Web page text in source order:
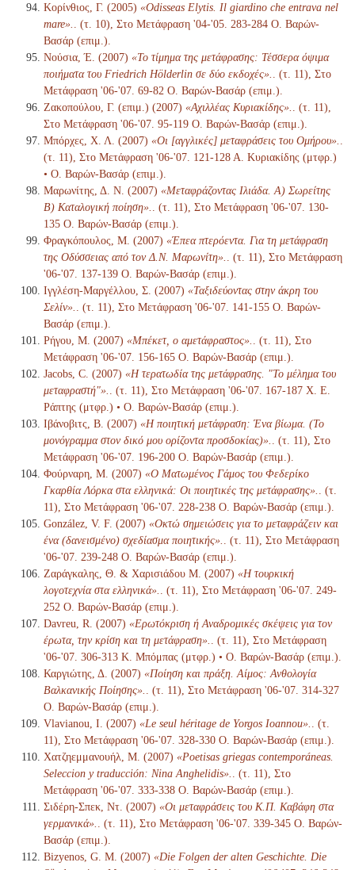
Κορίνθιος, Γ. (2005) «Odisseas Elytis. Il giardino che entrava nel
mare».
. (τ. 10), Στο Μετάφραση '04-'05. 283-284 Ο. Βαρών-
Βασάρ (επιμ.).
Νούσια, Έ. (2007) «Το τίμημα της μετάφρασης: Τέσσερα όψιμα
ποιήματα του Friedrich Hölderlin σε δύο εκδοχές».
. (τ. 11), Στο
Μετάφραση '06-'07. 69-82 Ο. Βαρών-Βασάρ (επιμ.).
Ζακοπούλου, Γ. (επιμ.) (2007) «Αχιλλέας Κυριακίδης».
. (τ. 11),
Στο Μετάφραση '06-'07. 95-119 Ο. Βαρών-Βασάρ (επιμ.).
Μπόρχες, Χ. Λ. (2007) «Οι [αγγλικές] μεταφράσεις του Ομήρου».
(τ. 11), Στο Μετάφραση '06-'07. 121-128 Α. Κυριακίδης (μτφρ.)
• Ο. Βαρών-Βασάρ (επιμ.).
Μαρωνίτης, Δ. Ν. (2007) «Μεταφράζοντας Ιλιάδα. Α) Σωρείτης
Β) Καταλογική ποίηση».
. (τ. 11), Στο Μετάφραση '06-'07. 130-
135 Ο. Βαρών-Βασάρ (επιμ.).
Φραγκόπουλος, Μ. (2007) «Έπεα πτερόεντα. Για τη μετάφραση
της Οδύσσειας από τον Δ.Ν. Μαρωνίτη».
. (τ. 11), Στο Μετάφραση
'06-'07. 137-139 Ο. Βαρών-Βασάρ (επιμ.).
Ιγγλέση-Μαργέλλου, Σ. (2007) «Ταξιδεύοντας στην άκρη του
Σελίν».
. (τ. 11), Στο Μετάφραση '06-'07. 141-155 Ο. Βαρών-
Βασάρ (επιμ.).
Ρήγου, Μ. (2007) «Μπέκετ, ο αμετάφραστος».
. (τ. 11), Στο
Μετάφραση '06-'07. 156-165 Ο. Βαρών-Βασάρ (επιμ.).
Jacobs, C. (2007) «Η τερατωδία της μετάφρασης. "Το μέλημα του
μεταφραστή"».
. (τ. 11), Στο Μετάφραση '06-'07. 167-187 Χ. Ε.
Ράπτης (μτφρ.) • Ο. Βαρών-Βασάρ (επιμ.).
Ιβάνοβιτς, Β. (2007) «Η ποιητική μετάφραση: Ένα βίωμα. (Το
μονόγραμμα στον δικό μου ορίζοντα προσδοκίας)».
. (τ. 11), Στο
Μετάφραση '06-'07. 196-200 Ο. Βαρών-Βασάρ (επιμ.).
Φούρναρη, Μ. (2007) «Ο Ματωμένος Γάμος του Φεδερίκο
Γκαρθία Λόρκα στα ελληνικά: Οι ποιητικές της μετάφρασης».
. (τ.
11), Στο Μετάφραση '06-'07. 228-238 Ο. Βαρών-Βασάρ (επιμ.).
González, V. F. (2007) «Οκτώ σημειώσεις για το μεταφράζειν και
ένα (δανεισμένο) σχεδίασμα ποιητικής».
. (τ. 11), Στο Μετάφραση
'06-'07. 239-248 Ο. Βαρών-Βασάρ (επιμ.).
Ζαράγκαλης, Θ. & Χαρισιάδου Μ. (2007) «Η τουρκική
λογοτεχνία στα ελληνικά».
. (τ. 11), Στο Μετάφραση '06-'07. 249-
252 Ο. Βαρών-Βασάρ (επιμ.).
Davreu, R. (2007) «Ερωτόκριση ή Αναδρομικές σκέψεις για τον
έρωτα, την κρίση και τη μετάφραση».
. (τ. 11), Στο Μετάφραση
'06-'07. 306-313 Κ. Μπόμπας (μτφρ.) • Ο. Βαρών-Βασάρ (επιμ.).
Καργιώτης, Δ. (2007) «Ποίηση και πράξη. Αίμος: Ανθολογία
Βαλκανικής Ποίησης».
. (τ. 11), Στο Μετάφραση '06-'07. 314-327
Ο. Βαρών-Βασάρ (επιμ.).
Vlavianou, I. (2007) «Le seul héritage de Yorgos Ioannou».
. (τ.
11), Στο Μετάφραση '06-'07. 328-330 Ο. Βαρών-Βασάρ (επιμ.).
Χατζηεμμανουήλ, Μ. (2007) «Poetisas griegas contemporáneas.
Seleccion y traducción: Nina Anghelidis».
. (τ. 11), Στο
Μετάφραση '06-'07. 333-338 Ο. Βαρών-Βασάρ (επιμ.).
Σιδέρη-Σπεκ, Ντ. (2007) «Οι μεταφράσεις του Κ.Π. Καβάφη στα
γερμανικά».
. (τ. 11), Στο Μετάφραση '06-'07. 339-345 Ο. Βαρών-
Βασάρ (επιμ.).
Bizyenos, G. M. (2007) «Die Folgen der alten Geschichte. Die